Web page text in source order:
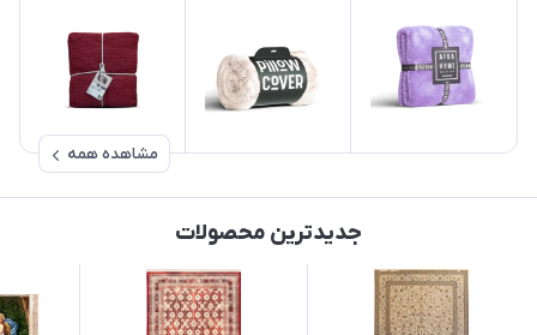
مشاهده همه
جدیدترین محصولات